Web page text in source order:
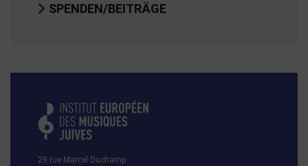
SPENDEN/BEITRÄGE
29 rue Marcel Duchamp